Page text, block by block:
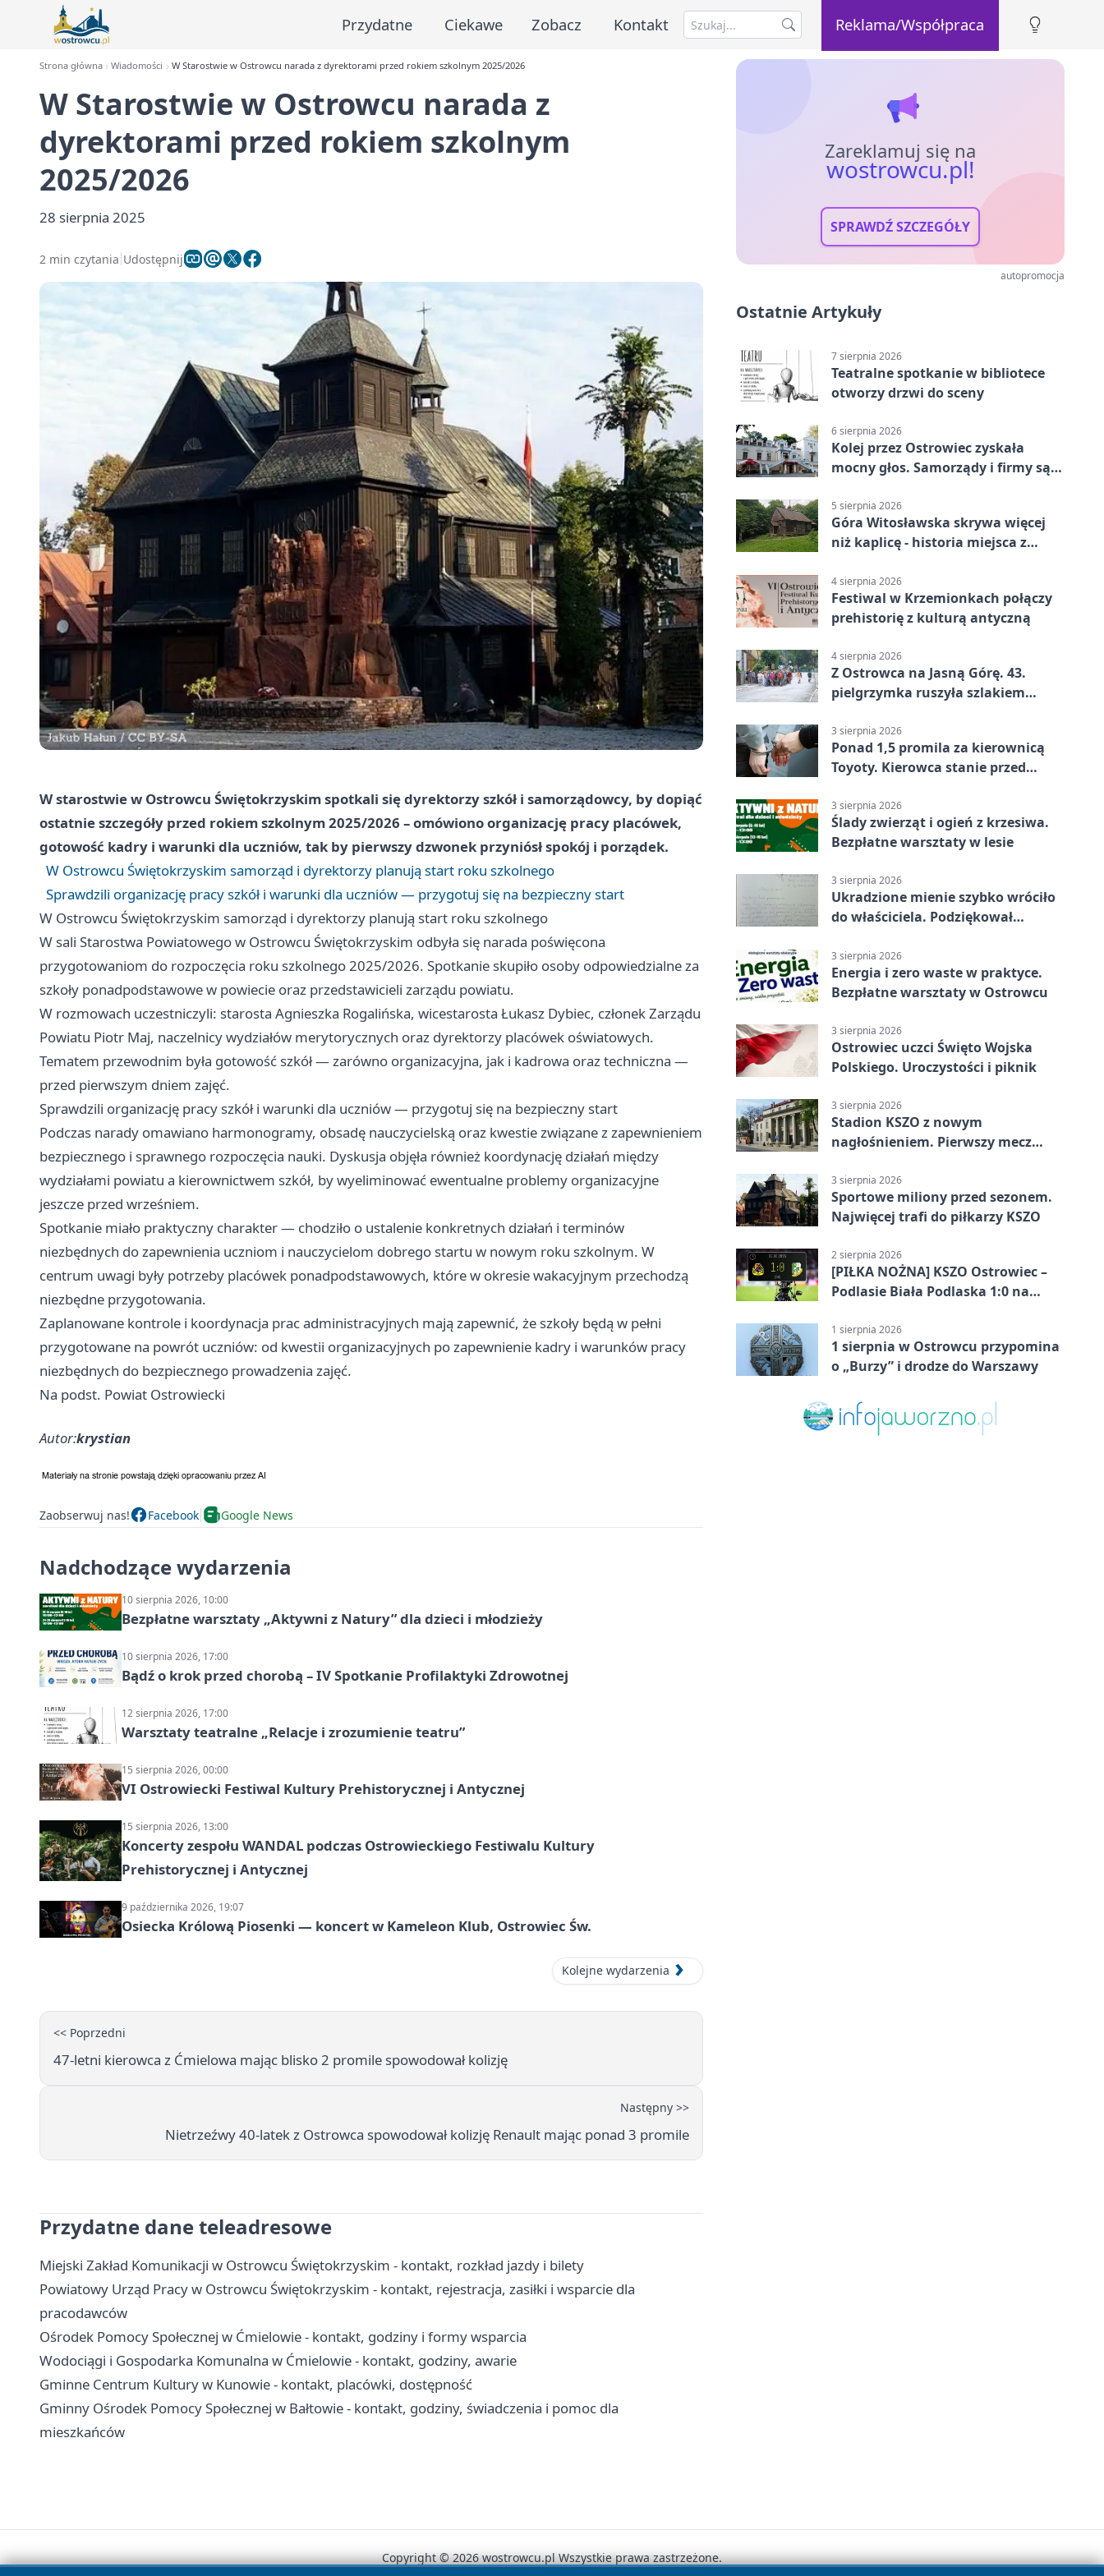
Przydatne Ciekawe Zobacz Kontakt Reklama/Współpraca
Strona główna Wiadomości W Starostwie w Ostrowcu narada z dyrektorami przed rokiem szkolnym 2025/2026
W Starostwie w Ostrowcu narada z
dyrektorami przed rokiem szkolnym
2025/2026
28 sierpnia 2025
2 min czytania Udostępnij
W starostwie w Ostrowcu Świętokrzyskim spotkali się dyrektorzy szkół i samorządowcy, by dopiąć
ostatnie szczegóły przed rokiem szkolnym 2025/2026 – omówiono organizację pracy placówek,
gotowość kadry i warunki dla uczniów, tak by pierwszy dzwonek przyniósł spokój i porządek.
W Ostrowcu Świętokrzyskim samorząd i dyrektorzy planują start roku szkolnego
Sprawdzili organizację pracy szkół i warunki dla uczniów — przygotuj się na bezpieczny start
W Ostrowcu Świętokrzyskim samorząd i dyrektorzy planują start roku szkolnego
W sali Starostwa Powiatowego w Ostrowcu Świętokrzyskim odbyła się narada poświęcona
przygotowaniom do rozpoczęcia roku szkolnego 2025/2026. Spotkanie skupiło osoby odpowiedzialne za
szkoły ponadpodstawowe w powiecie oraz przedstawicieli zarządu powiatu.
W rozmowach uczestniczyli: starosta Agnieszka Rogalińska, wicestarosta Łukasz Dybiec, członek Zarządu
Powiatu Piotr Maj, naczelnicy wydziałów merytorycznych oraz dyrektorzy placówek oświatowych.
Tematem przewodnim była gotowość szkół — zarówno organizacyjna, jak i kadrowa oraz techniczna —
przed pierwszym dniem zajęć.
Sprawdzili organizację pracy szkół i warunki dla uczniów — przygotuj się na bezpieczny start
Podczas narady omawiano harmonogramy, obsadę nauczycielską oraz kwestie związane z zapewnieniem
bezpiecznego i sprawnego rozpoczęcia nauki. Dyskusja objęła również koordynację działań między
wydziałami powiatu a kierownictwem szkół, by wyeliminować ewentualne problemy organizacyjne
jeszcze przed wrześniem.
Spotkanie miało praktyczny charakter — chodziło o ustalenie konkretnych działań i terminów
niezbędnych do zapewnienia uczniom i nauczycielom dobrego startu w nowym roku szkolnym. W
centrum uwagi były potrzeby placówek ponadpodstawowych, które w okresie wakacyjnym przechodzą
niezbędne przygotowania.
Zaplanowane kontrole i koordynacja prac administracyjnych mają zapewnić, że szkoły będą w pełni
przygotowane na powrót uczniów: od kwestii organizacyjnych po zapewnienie kadry i warunków pracy
niezbędnych do bezpiecznego prowadzenia zajęć.
Na podst. Powiat Ostrowiecki
Autor:krystian
Zaobserwuj nas! Facebook Google News
Nadchodzące wydarzenia
10 sierpnia 2026, 10:00
Bezpłatne warsztaty „Aktywni z Natury” dla dzieci i młodzieży
10 sierpnia 2026, 17:00
Bądź o krok przed chorobą – IV Spotkanie Profilaktyki Zdrowotnej
12 sierpnia 2026, 17:00
Warsztaty teatralne „Relacje i zrozumienie teatru”
15 sierpnia 2026, 00:00
VI Ostrowiecki Festiwal Kultury Prehistorycznej i Antycznej
15 sierpnia 2026, 13:00
Koncerty zespołu WANDAL podczas Ostrowieckiego Festiwalu Kultury
Prehistorycznej i Antycznej
9 października 2026, 19:07
Osiecka Królową Piosenki — koncert w Kameleon Klub, Ostrowiec Św.
Kolejne wydarzenia
<< Poprzedni
47-letni kierowca z Ćmielowa mając blisko 2 promile spowodował kolizję
Następny >>
Nietrzeźwy 40-latek z Ostrowca spowodował kolizję Renault mając ponad 3 promile
Przydatne dane teleadresowe
Miejski Zakład Komunikacji w Ostrowcu Świętokrzyskim - kontakt, rozkład jazdy i bilety
Powiatowy Urząd Pracy w Ostrowcu Świętokrzyskim - kontakt, rejestracja, zasiłki i wsparcie dla
pracodawców
Ośrodek Pomocy Społecznej w Ćmielowie - kontakt, godziny i formy wsparcia
Wodociągi i Gospodarka Komunalna w Ćmielowie - kontakt, godziny, awarie
Gminne Centrum Kultury w Kunowie - kontakt, placówki, dostępność
Gminny Ośrodek Pomocy Społecznej w Bałtowie - kontakt, godziny, świadczenia i pomoc dla
mieszkańców
Zareklamuj się na
wostrowcu.pl!
SPRAWDŹ SZCZEGÓŁY
autopromocja
Ostatnie Artykuły
7 sierpnia 2026
Teatralne spotkanie w bibliotece
otworzy drzwi do sceny
6 sierpnia 2026
Kolej przez Ostrowiec zyskała
mocny głos. Samorządy i firmy są
5 sierpnia 2026
Góra Witosławska skrywa więcej
niż kaplicę - historia miejsca z
4 sierpnia 2026
Festiwal w Krzemionkach połączy
prehistorię z kulturą antyczną
4 sierpnia 2026
Z Ostrowca na Jasną Górę. 43.
pielgrzymka ruszyła szlakiem
3 sierpnia 2026
Ponad 1,5 promila za kierownicą
Toyoty. Kierowca stanie przed
3 sierpnia 2026
Ślady zwierząt i ogień z krzesiwa.
Bezpłatne warsztaty w lesie
3 sierpnia 2026
Ukradzione mienie szybko wróciło
do właściciela. Podziękował
3 sierpnia 2026
Energia i zero waste w praktyce.
Bezpłatne warsztaty w Ostrowcu
3 sierpnia 2026
Ostrowiec uczci Święto Wojska
Polskiego. Uroczystości i piknik
3 sierpnia 2026
Stadion KSZO z nowym
nagłośnieniem. Pierwszy mecz
3 sierpnia 2026
Sportowe miliony przed sezonem.
Najwięcej trafi do piłkarzy KSZO
2 sierpnia 2026
[PIŁKA NOŻNA] KSZO Ostrowiec –
Podlasie Biała Podlaska 1:0 na
(Grupa IV)
1 sierpnia 2026
1 sierpnia w Ostrowcu przypomina
o „Burzy” i drodze do Warszawy
Copyright © 2026 wostrowcu.pl Wszystkie prawa zastrzeżone.